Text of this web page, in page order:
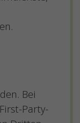
Bei
Party-